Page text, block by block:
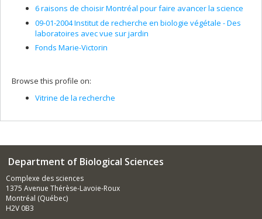
6 raisons de choisir Montréal pour faire avancer la science
09-01-2004 Institut de recherche en biologie végétale - Des
laboratoires avec vue sur jardin
Fonds Marie-Victorin
Browse this profile on:
Vitrine de la recherche
Department of Biological Sciences
Complexe des sciences
1375 Avenue Thérèse-Lavoie-Roux
Montréal (Québec)
H2V 0B3